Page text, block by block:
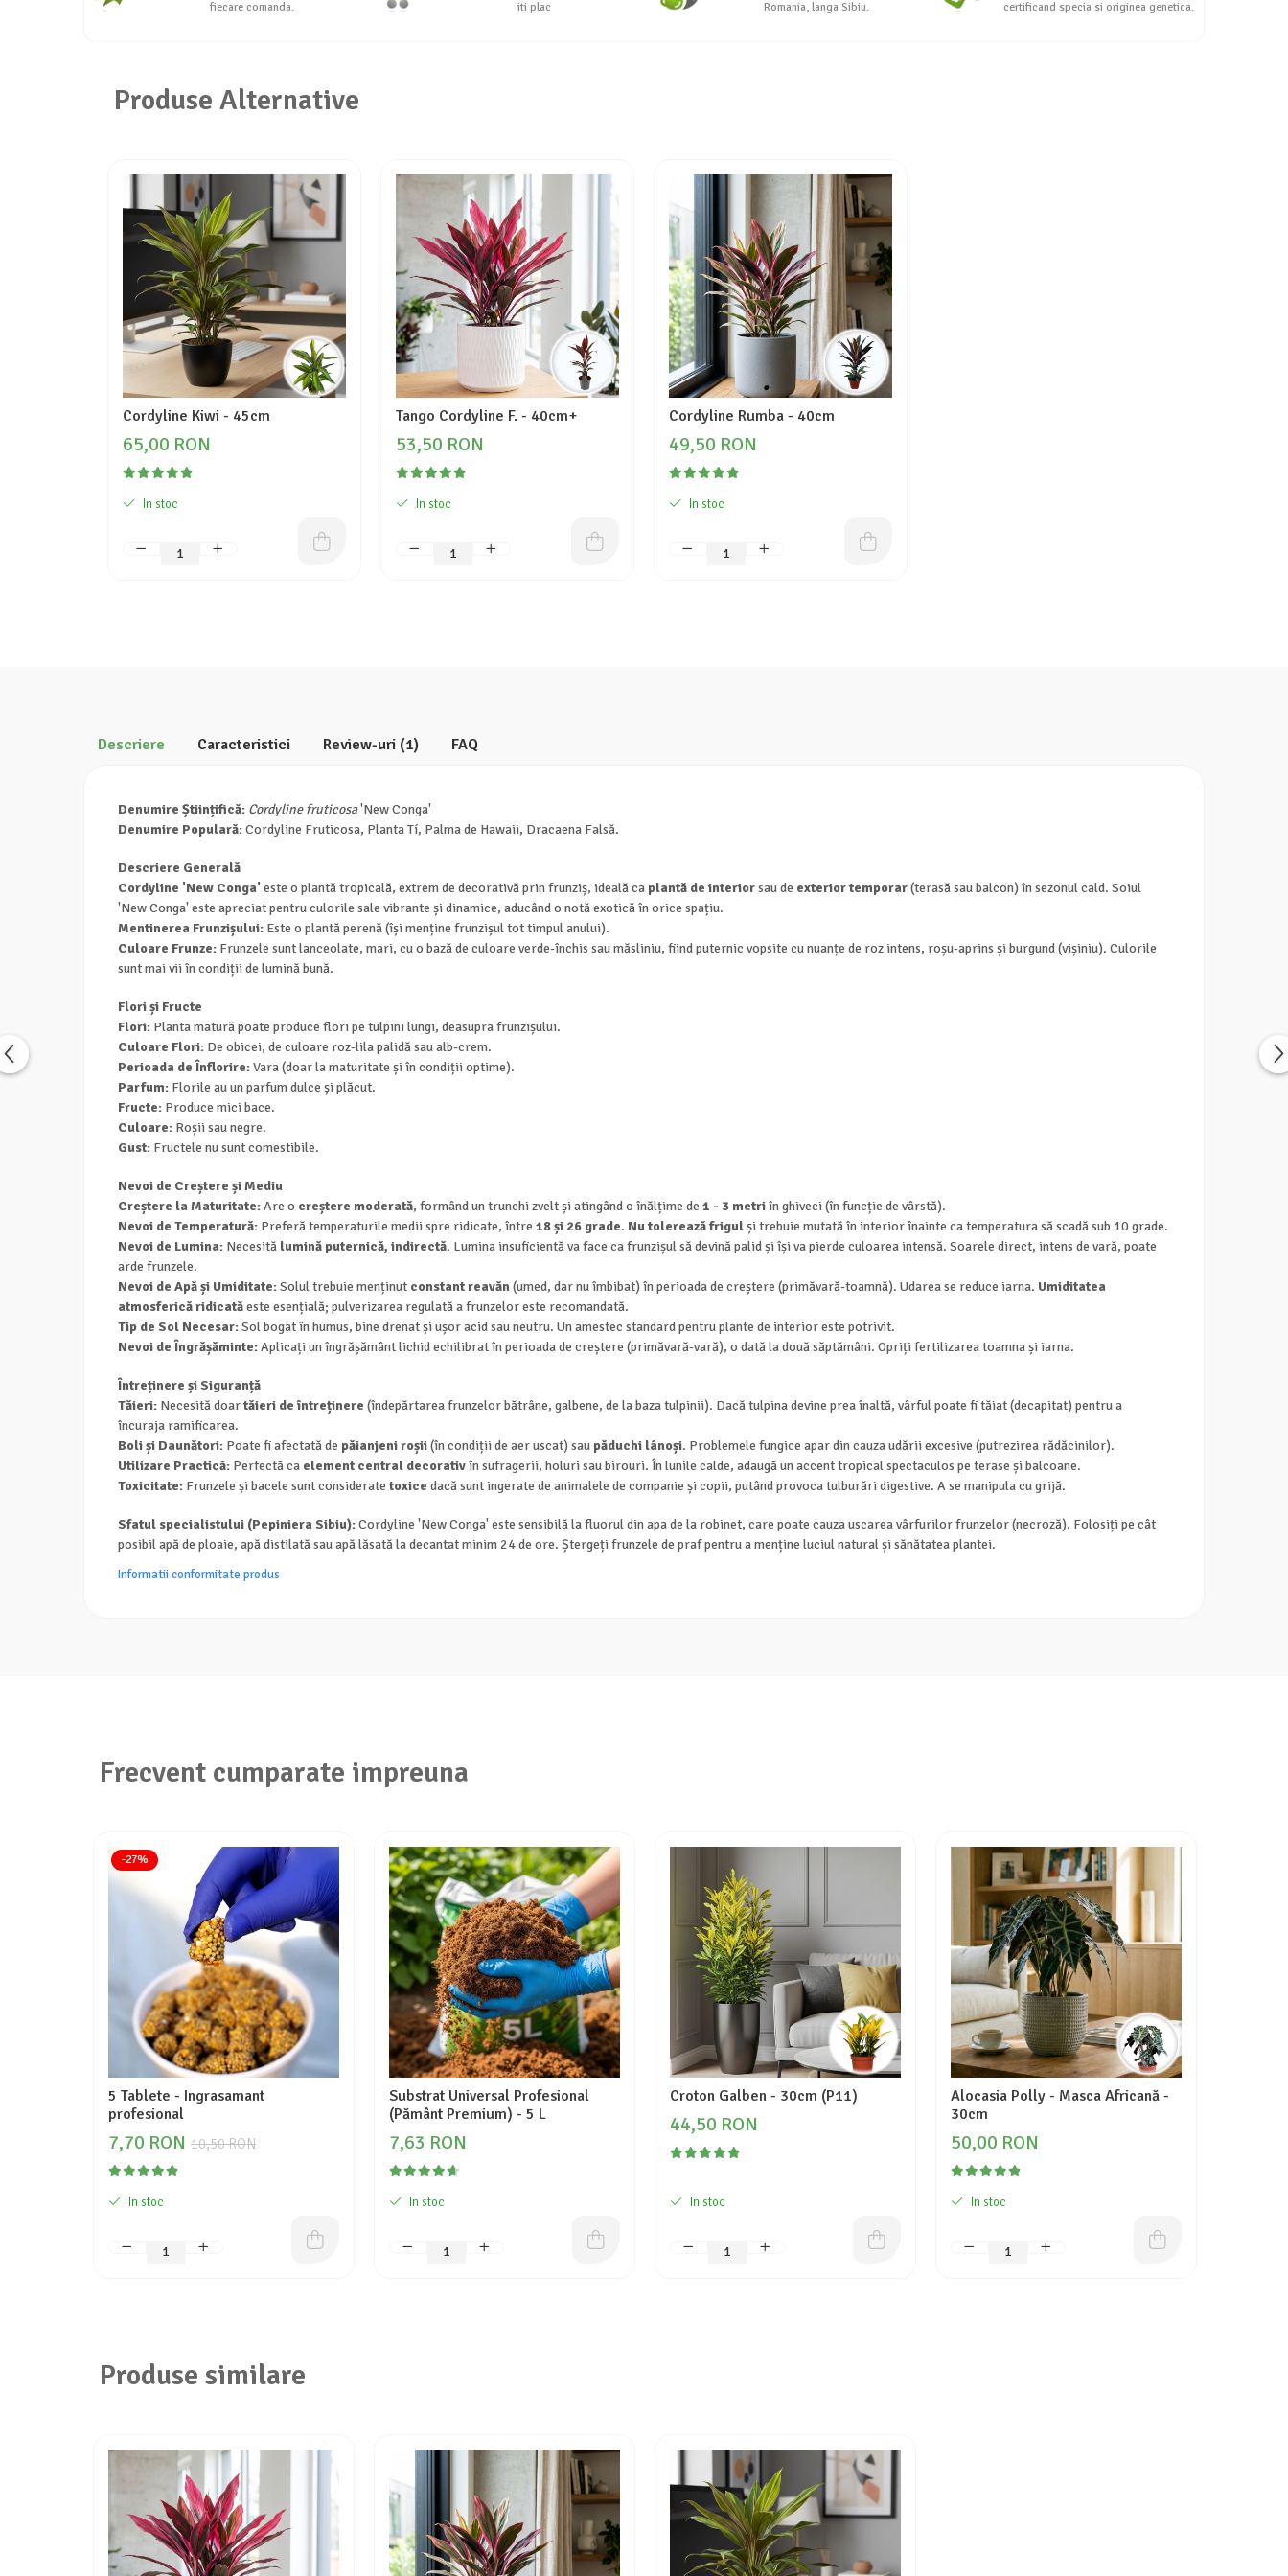
fiecare comanda.
iti plac
Romania, langa Sibiu.
certificand specia si originea genetica.
Produse Alternative
Cordyline Kiwi - 45cm
65,00 RON
In stoc
Tango Cordyline F. - 40cm+
53,50 RON
In stoc
Cordyline Rumba - 40cm
49,50 RON
In stoc
Descriere Caracteristici Review-uri (1) FAQ
Denumire Științifică: Cordyline fruticosa'New Conga'
Denumire Populară:Cordyline Fruticosa, Planta Tí, Palma de Hawaii, Dracaena Falsă.
Descriere Generală
Cordyline 'New Conga'este o plantă tropicală, extrem de decorativă prin frunziș, ideală ca plantă de interiorsau de exterior temporar(terasă sau balcon) în sezonul cald. Soiul
'New Conga' este apreciat pentru culorile sale vibrante și dinamice, aducând o notă exotică în orice spațiu.
Mentinerea Frunzișului: Este o plantă perenă (își menține frunzișul tot timpul anului).
Culoare Frunze: Frunzele sunt lanceolate, mari, cu o bază de culoare verde-închis sau măsliniu, fiind puternic vopsite cu nuanțe de roz intens, roșu-aprins și burgund (vișiniu). Culorile
sunt mai vii în condiții de lumină bună.
Flori și Fructe
Flori: Planta matură poate produce flori pe tulpini lungi, deasupra frunzișului.
Culoare Flori: De obicei, de culoare roz-lila palidă sau alb-crem.
Perioada de Înflorire:Vara (doar la maturitate și în condiții optime).
Parfum: Florile au un parfum dulce și plăcut.
Fructe: Produce mici bace.
Culoare: Roșii sau negre.
Gust: Fructele nu sunt comestibile.
Nevoi de Creștere și Mediu
Creștere la Maturitate:Are o creștere moderată, formând un trunchi zvelt și atingând o înălțime de 1 - 3 metriîn ghiveci (în funcție de vârstă).
Nevoi de Temperatură: Preferă temperaturile medii spre ridicate, între 18 și 26 grade. Nu tolerează frigulși trebuie mutată în interior înainte ca temperatura să scadă sub 10 grade.
Nevoi de Lumina: Necesită lumină puternică, indirectă. Lumina insuficientă va face ca frunzișul să devină palid și își va pierde culoarea intensă. Soarele direct, intens de vară, poate
arde frunzele.
Nevoi de Apă și Umiditate:Solul trebuie menținut constant reavăn(umed, dar nu îmbibat) în perioada de creștere (primăvară-toamnă). Udarea se reduce iarna. Umiditatea
atmosferică ridicatăeste esențială; pulverizarea regulată a frunzelor este recomandată.
Tip de Sol Necesar:Sol bogat în humus, bine drenat și ușor acid sau neutru. Un amestec standard pentru plante de interior este potrivit.
Nevoi de Îngrășăminte:Aplicați un îngrășământ lichid echilibrat în perioada de creștere (primăvară-vară), o dată la două săptămâni. Opriți fertilizarea toamna și iarna.
Întreținere și Siguranță
Tăieri: Necesită doartăieri de întreținere (îndepărtarea frunzelor bătrâne, galbene, de la baza tulpinii). Dacă tulpina devine prea înaltă, vârful poate fi tăiat (decapitat) pentru a
încuraja ramificarea.
Boli și Daunători: Poate fi afectată de păianjeni roșii(în condiții de aer uscat) sau păduchi lânoși. Problemele fungice apar din cauza udării excesive (putrezirea rădăcinilor).
Utilizare Practică: Perfectă ca element central decorativîn sufragerii, holuri sau birouri. În lunile calde, adaugă un accent tropical spectaculos pe terase și balcoane.
Toxicitate: Frunzele și bacele sunt consideratetoxice dacă sunt ingerate de animalele de companie și copii, putând provoca tulburări digestive. A se manipula cu grijă.
Sfatul specialistului (Pepiniera Sibiu):Cordyline 'New Conga' este sensibilă la fluorul din apa de la robinet, care poate cauza uscarea vârfurilor frunzelor (necroză). Folosiți pe cât
posibil apă de ploaie, apă distilată sau apă lăsată la decantat minim 24 de ore. Ștergeți frunzele de praf pentru a menține luciul natural și sănătatea plantei.
Informatii conformitate produs
Frecvent cumparate impreuna
-27%
5 Tablete - Ingrasamant
profesional
10,50 RON
7,70 RON
In stoc
Substrat Universal Profesional
(Pământ Premium) - 5 L
7,63 RON
In stoc
Croton Galben - 30cm (P11)
44,50 RON
In stoc
Alocasia Polly - Masca Africană -
30cm
50,00 RON
In stoc
Produse similare